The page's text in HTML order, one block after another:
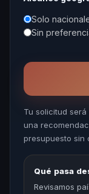
Solo
Sin
Tu solicitud
una
presupuesto sin
Qué pasa
Revisamos